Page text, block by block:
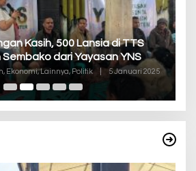
Kasih, 500 Lansia di TTS
dari Yayasan YNS
Ekonomi, Lainnya, Politik 5 Januari 2025